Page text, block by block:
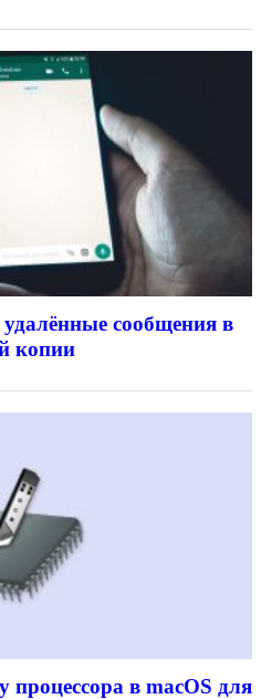
удалённые сообщения в
копии
процессора в macOS для